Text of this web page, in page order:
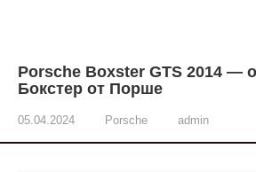
Porsche Boxster GTS 2014 —
Бокстер от Порше
05.04.2024 Porsche admin